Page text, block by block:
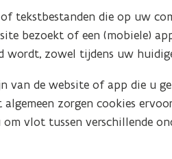
tekstbestanden die op uw
bezoekt of een (mobiele)
wordt, zowel tijdens uw
van de website of app die u
algemeen zorgen cookies
vlot tussen verschillende